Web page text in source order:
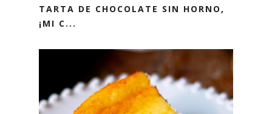
TARTA DE CHOCOLATE SIN HORNO,
¡MI C...